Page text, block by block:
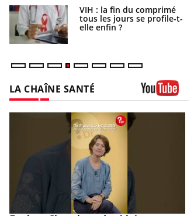
VIH : la fin du comprimé
tous les jours se profile-t-
elle enfin ?
LA CHAÎNE SANTÉ